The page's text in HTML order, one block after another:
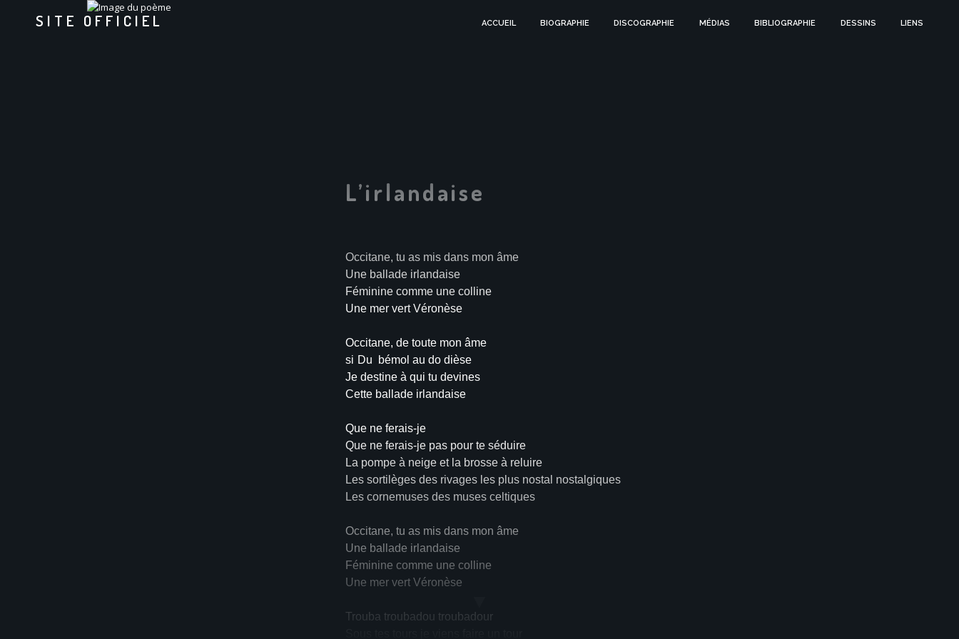
SITE OFFICIEL ACCUEIL BIOGRAPHIE DISCOGRAPHIE MÉDIAS BIBLIOGRAPHIE DESSINS LIENS
L’irlandaise
Occitane, tu as mis dans mon âme
Une ballade irlandaise
Féminine comme une colline
Une mer vert Véronèse
Occitane, de toute mon âme
Du
si
bémol au do dièse
Je destine à qui tu devines
Cette ballade irlandaise
Que ne ferais-je
Que ne ferais-je pas pour te séduire
La pompe à neige et la brosse à reluire
Les sortilèges des rivages les plus nostal nostalgiques
Les cornemuses des muses celtiques
Occitane, tu as mis dans mon âme
Une ballade irlandaise
Féminine comme une colline
Une mer vert Véronèse
Trouba troubadou troubadour